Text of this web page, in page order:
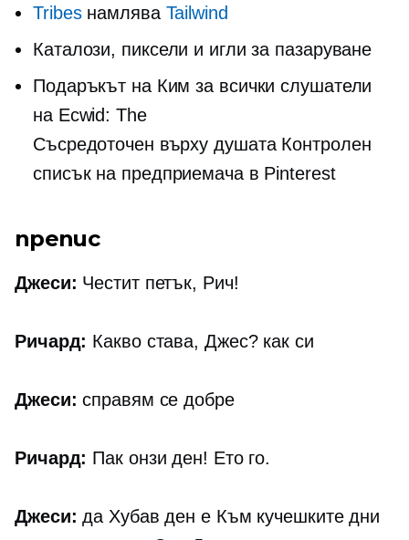
Tribesнамлява Tailwind
Каталози, пиксели и игли за пазаруване
Подаръкът на Ким за всички слушатели
на Ecwid: The
Съсредоточен върху душатаКонтролен
списък на предприемача в Pinterest
препис
Джеси: Честит петък, Рич!
Ричард: Какво става, Джес? как си
Джеси: справям се добре
Ричард: Пак онзи ден! Ето го.
Джеси: да Хубав ден е Към кучешките дни